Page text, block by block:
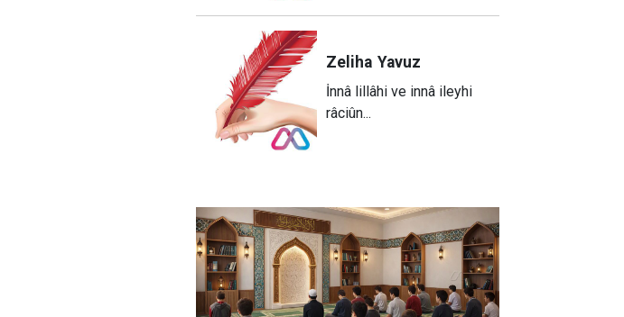
Zeliha Yavuz
​İnnâ lillâhi ve innâ ileyhi
râciûn...